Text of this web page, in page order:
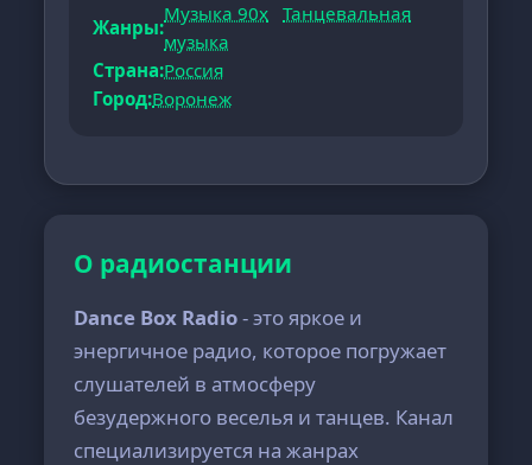
Жанры:
Музыка 90х
Танцевальная
музыка
Страна:Россия
Город:Воронеж
О радиостанции
Dance Box Radio- это яркое и
энергичное радио, которое погружает
слушателей в атмосферу
безудержного веселья и танцев. Канал
специализируется на жанрах